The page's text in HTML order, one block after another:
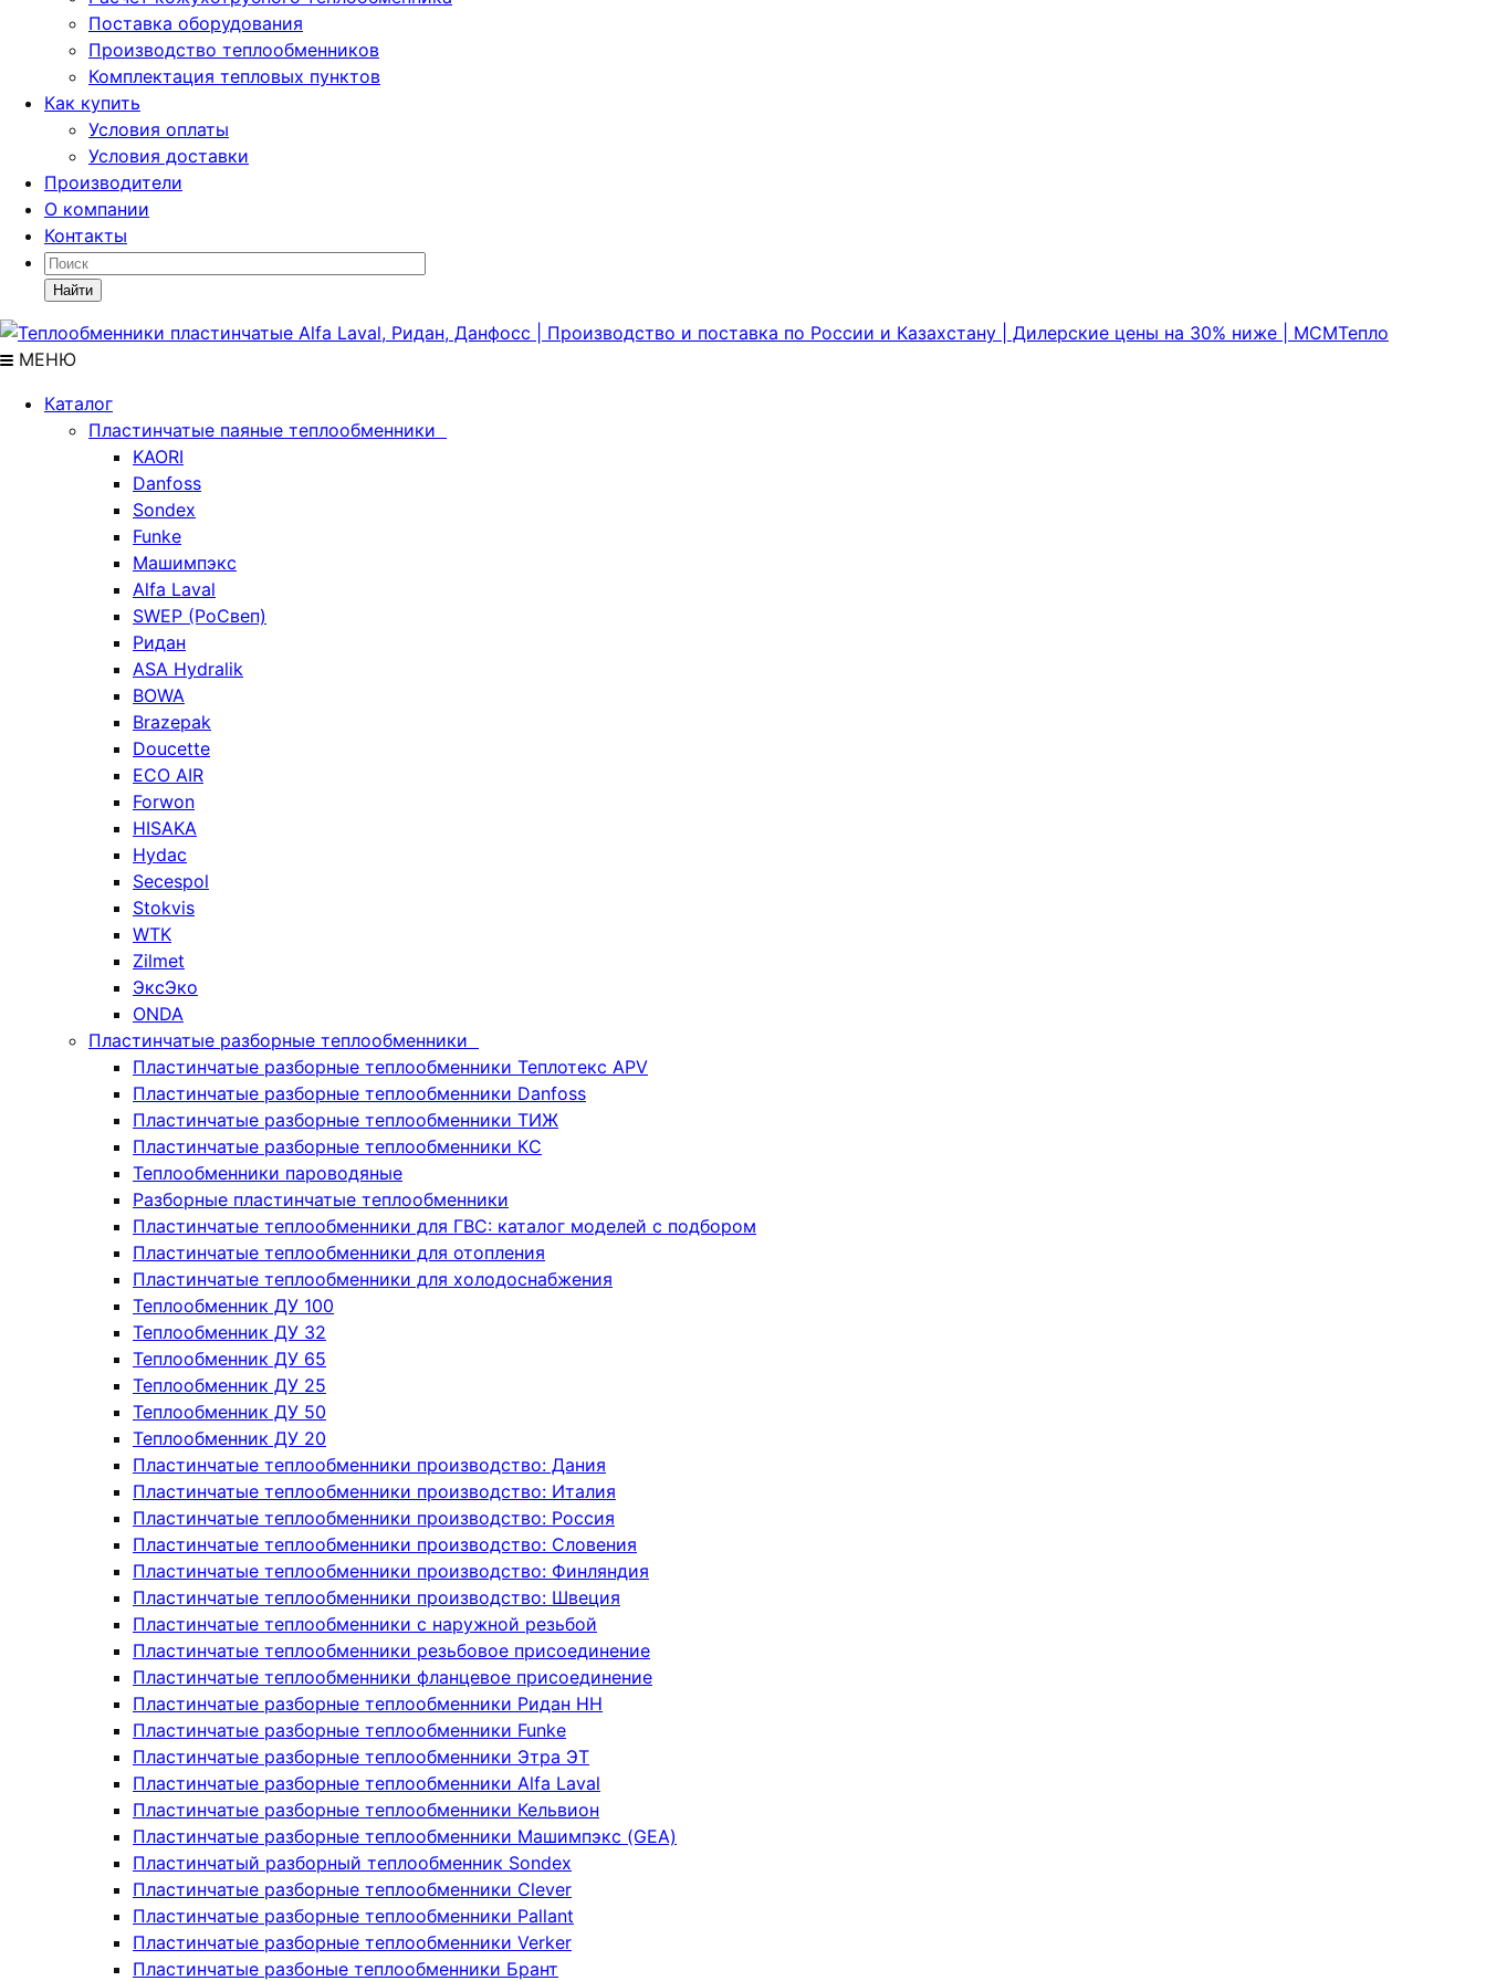
Поставка оборудования
Производство теплообменников
Комплектация тепловых пунктов
Как купить
Условия оплаты
Условия доставки
Производители
О компании
Контакты
Найти
МЕНЮ
Каталог
Пластинчатые паяные теплообменники
KAORI
Danfoss
Sondex
Funke
Машимпэкс
Alfa Laval
SWEP (РоСвеп)
Ридан
ASA Hydralik
BOWA
Brazepak
Doucette
ECO AIR
Forwon
HISAKA
Hydac
Secespol
Stokvis
WTK
Zilmet
ЭксЭко
ONDA
Пластинчатые разборные теплообменники
Пластинчатые разборные теплообменники Теплотекс APV
Пластинчатые разборные теплообменники Danfoss
Пластинчатые разборные теплообменники ТИЖ
Пластинчатые разборные теплообменники КC
Теплообменники пароводяные
Разборные пластинчатые теплообменники
Пластинчатые теплообменники для ГВС: каталог моделей с подбором
Пластинчатые теплообменники для отопления
Пластинчатые теплообменники для холодоснабжения
Теплообменник ДУ 100
Теплообменник ДУ 32
Теплообменник ДУ 65
Теплообменник ДУ 25
Теплообменник ДУ 50
Теплообменник ДУ 20
Пластинчатые теплообменники производство: Дания
Пластинчатые теплообменники производство: Италия
Пластинчатые теплообменники производство: Россия
Пластинчатые теплообменники производство: Словения
Пластинчатые теплообменники производство: Финляндия
Пластинчатые теплообменники производство: Швеция
Пластинчатые теплообменники с наружной резьбой
Пластинчатые теплообменники резьбовое присоединение
Пластинчатые теплообменники фланцевое присоединение
Пластинчатые разборные теплообменники Ридан НН
Пластинчатые разборные теплообменники Funke
Пластинчатые разборные теплообменники Этра ЭТ
Пластинчатые разборные теплообменники Alfa Laval
Пластинчатые разборные теплообменники Кельвион
Пластинчатые разборные теплообменники Машимпэкс (GEA)
Пластинчатый разборный теплообменник Sondex
Пластинчатые разборные теплообменники Clever
Пластинчатые разборные теплообменники Pallant
Пластинчатые разборные теплообменники Verker
Пластинчатые разбоные теплообменники Брант